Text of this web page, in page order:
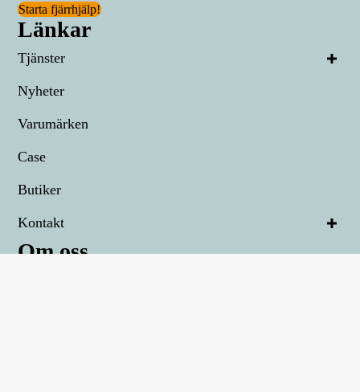
Starta fjärrhjälp!
Länkar
Tjänster
Nyheter
Varumärken
Case
Butiker
Kontakt
Om oss